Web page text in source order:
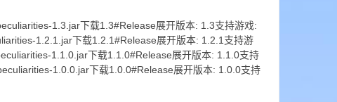
1.3.jar下载1.3#Release展开版本: 1.3支持游戏:
1.2.1.jar下载1.2.1#Release展开版本: 1.2.1支持游
1.1.0.jar下载1.1.0#Release展开版本: 1.1.0支持
1.0.0.jar下载1.0.0#Release展开版本: 1.0.0支持